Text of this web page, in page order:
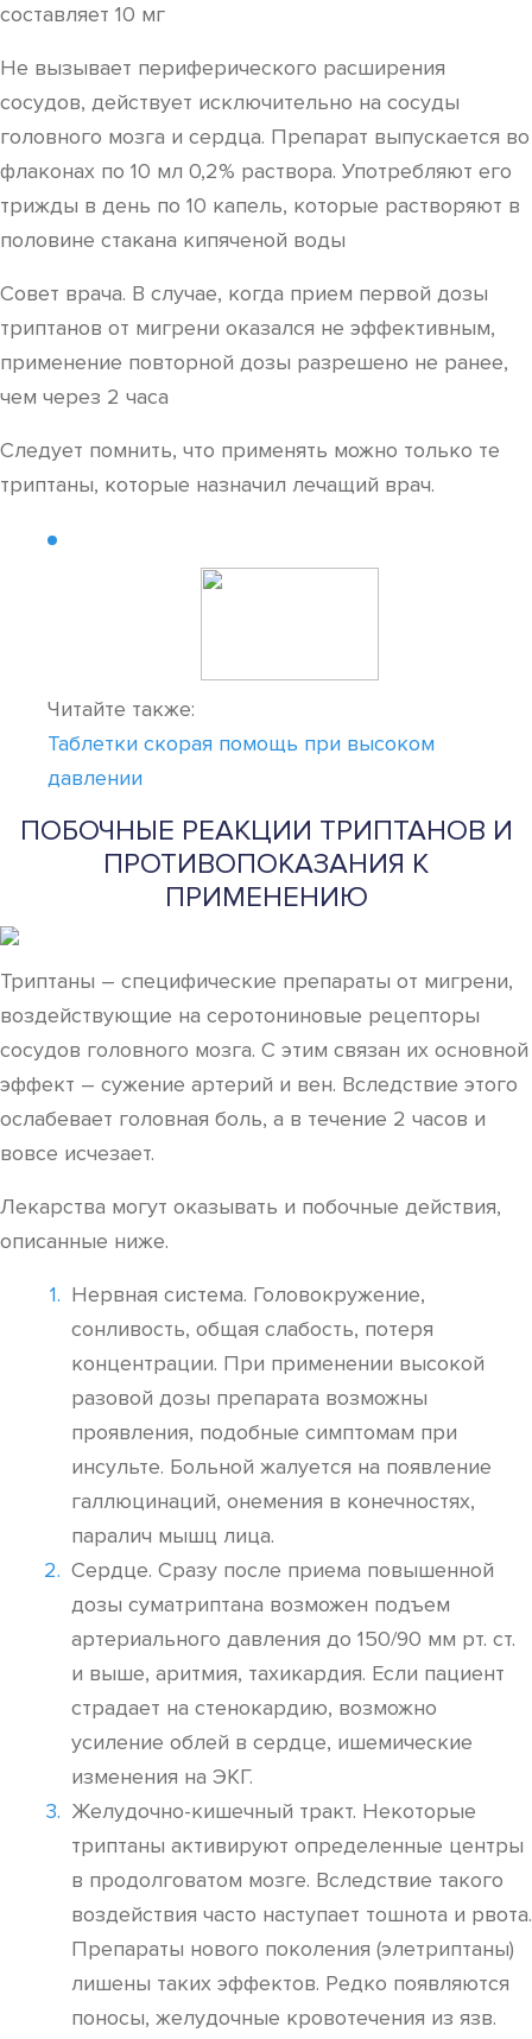
составляет 10 мг
Не вызывает периферического расширения
сосудов, действует исключительно на сосуды
головного мозга и сердца. Препарат выпускается во
флаконах по 10 мл 0,2% раствора. Употребляют его
трижды в день по 10 капель, которые растворяют в
половине стакана кипяченой воды
Совет врача. В случае, когда прием первой дозы
триптанов от мигрени оказался не эффективным,
применение повторной дозы разрешено не ранее,
чем через 2 часа
Следует помнить, что применять можно только те
триптаны, которые назначил лечащий врач.
Читайте также:
Таблетки скорая помощь при высоком
давлении
ПОБОЧНЫЕ РЕАКЦИИ ТРИПТАНОВ И
ПРОТИВОПОКАЗАНИЯ К
ПРИМЕНЕНИЮ
Триптаны – специфические препараты от мигрени,
воздействующие на серотониновые рецепторы
сосудов головного мозга. С этим связан их основной
эффект – сужение артерий и вен. Вследствие этого
ослабевает головная боль, а в течение 2 часов и
вовсе исчезает.
Лекарства могут оказывать и побочные действия,
описанные ниже.
Нервная система. Головокружение,
сонливость, общая слабость, потеря
концентрации. При применении высокой
разовой дозы препарата возможны
проявления, подобные симптомам при
инсульте. Больной жалуется на появление
галлюцинаций, онемения в конечностях,
паралич мышц лица.
Сердце. Сразу после приема повышенной
дозы суматриптана возможен подъем
артериального давления до 150/90 мм рт. ст.
и выше, аритмия, тахикардия. Если пациент
страдает на стенокардию, возможно
усиление облей в сердце, ишемические
изменения на ЭКГ.
Желудочно-кишечный тракт. Некоторые
триптаны активируют определенные центры
в продолговатом мозге. Вследствие такого
воздействия часто наступает тошнота и рвота.
Препараты нового поколения (элетриптаны)
лишены таких эффектов. Редко появляются
поносы, желудочные кровотечения из язв.